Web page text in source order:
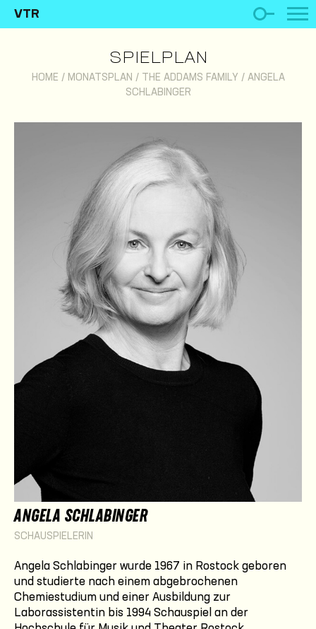
VTR
SPIELPLAN
HOME / MONATSPLAN / THE ADDAMS FAMILY / ANGELA
SCHLABINGER
ANGELA SCHLABINGER
SCHAUSPIELERIN
Angela Schlabinger wurde 1967 in Rostock geboren
und studierte nach einem abgebrochenen
Chemiestudium und einer Ausbildung zur
Laborassistentin bis 1994 Schauspiel an der